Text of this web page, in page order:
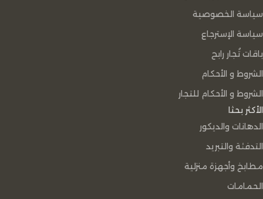
سياسة الخصوصية
سياسة الإسترجاع
باقات تُجار رابح
الشروط و الأحكام
الشروط و الأحكام للتجار
الأكثر بحثا
الدهانات والديكور
التدفئة والتبريد
مطابخ وأجهزة منزلية
الحمامات